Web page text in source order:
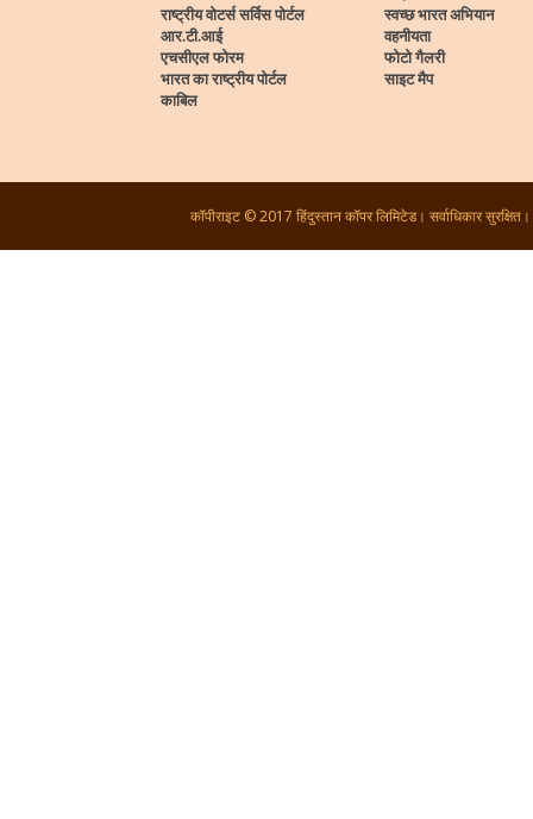
राष्ट्रीय वोटर्स सर्विस पोर्टल
आर.टी.आई
एचसीएल फोरम
भारत का राष्ट्रीय पोर्टल
काबिल
स्वच्छ भारत अभियान
वहनीयता
फोटो गैलरी
साइट मैप
कॉपीराइट © 2017 हिंदुस्तान कॉपर लिमिटेड। सर्वाधिकार सुरक्षित।